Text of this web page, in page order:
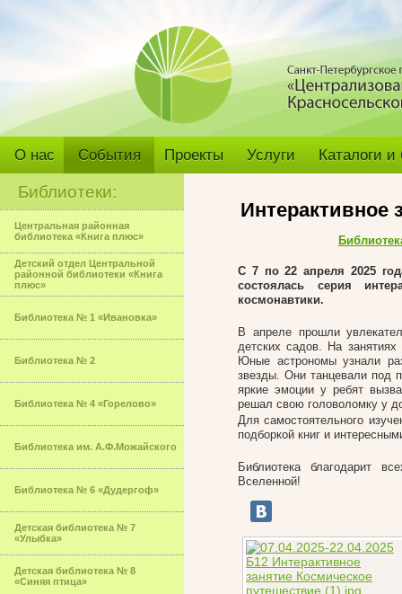
О нас События Проекты Услуги Каталоги
Библиотеки:
Центральная районная
библиотека «Книга плюс»
Детский отдел Центральной
районной библиотеки «Книга
плюс»
Библиотека № 1 «Ивановка»
Библиотека № 2
Библиотека № 4 «Горелово»
Библиотека им. А.Ф.Можайского
Библиотека № 6 «Дудергоф»
Детская библиотека № 7
«Улыбка»
Детская библиотека № 8
«Синяя птица»
Интерактивное
С 7 по 22 апреля 2025
состоялась серия
космонавтики.
В апреле прошли
детских садов. На
Юные астрономы узнали
звезды. Они танцевали под
яркие эмоции у ребят
решал свою головоломку у
Для самостоятельного
подборкой книг и
Библиотека благодарит
Вселенной!